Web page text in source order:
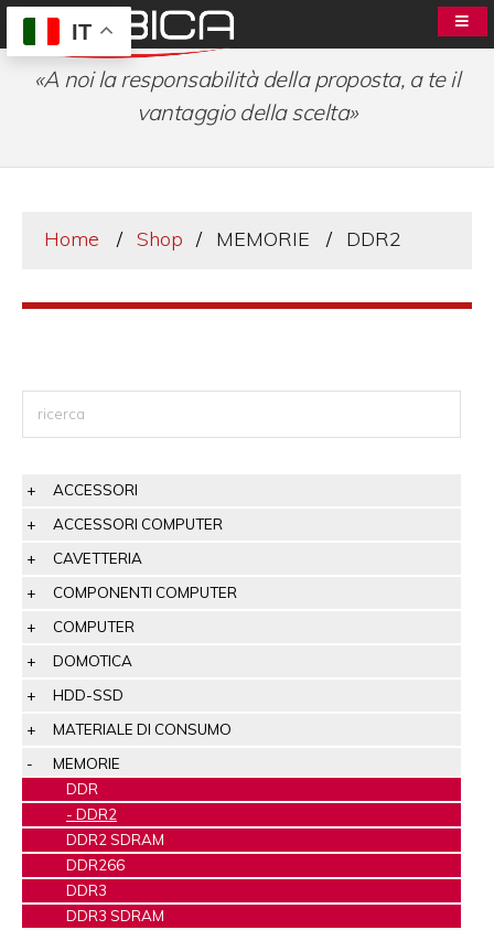
IT
«A noi la responsabilità della proposta, a te il
vantaggio della scelta»
Home Shop MEMORIE DDR2
ACCESSORI
ACCESSORI COMPUTER
CAVETTERIA
COMPONENTI COMPUTER
COMPUTER
DOMOTICA
HDD-SSD
MATERIALE DI CONSUMO
MEMORIE
DDR
DDR2
DDR2 SDRAM
DDR266
DDR3
DDR3 SDRAM